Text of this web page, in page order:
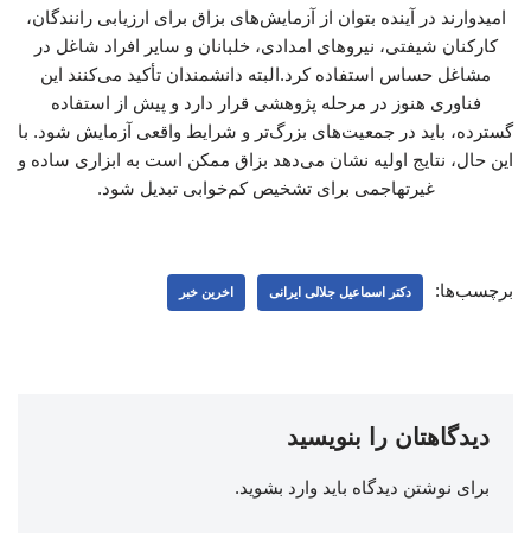
امیدوارند در آینده بتوان از آزمایش‌های بزاق برای ارزیابی رانندگان،
کارکنان شیفتی، نیروهای امدادی، خلبانان و سایر افراد شاغل در
مشاغل حساس استفاده کرد.البته دانشمندان تأکید می‌کنند این
فناوری هنوز در مرحله پژوهشی قرار دارد و پیش از استفاده
گسترده، باید در جمعیت‌های بزرگ‌تر و شرایط واقعی آزمایش شود. با
این حال، نتایج اولیه نشان می‌دهد بزاق ممکن است به ابزاری ساده و
غیرتهاجمی برای تشخیص کم‌خوابی تبدیل شود.
برچسب‌ها: دکتر اسماعیل جلالی ایرانی اخرین خبر
دیدگاهتان را بنویسید
برای نوشتن دیدگاه باید وارد بشوید.